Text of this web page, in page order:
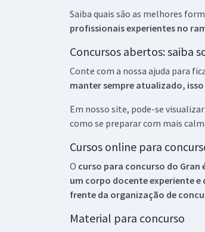
Saiba quais são as melhores
profissionais experientes no
Concursos abertos: saiba
Conte com a nossa ajuda para
manter sempre atualizado,
Em nosso site, pode-se
como se preparar com mais
Cursos online para
O curso para concurso do
um corpo docente experiente
frente da organização de
Material para concurso